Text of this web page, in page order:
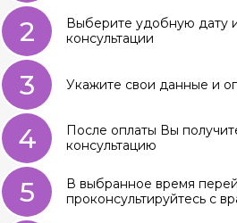
2
Выберите удобную дату
консультации
3 Укажите свои данные и
4
После оплаты Вы
консультацию
5
В выбранное время
проконсультируйтесь с